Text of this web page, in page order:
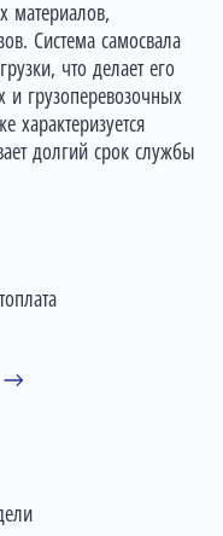
материалов,
Система самосвала
что делает его
грузоперевозочных
характеризуется
долгий срок службы